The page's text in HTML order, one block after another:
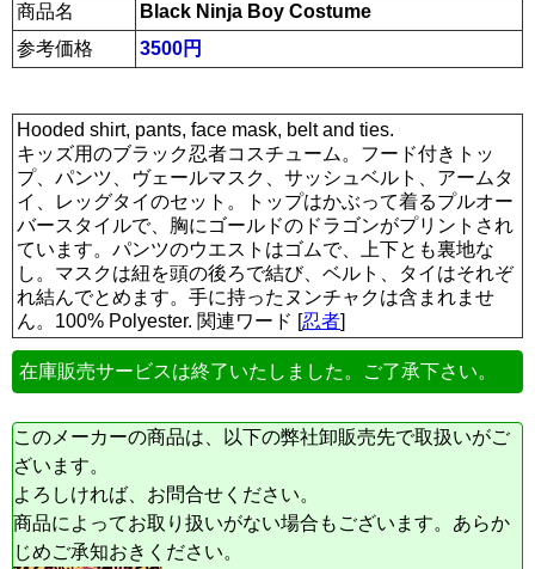
商品名
Black Ninja Boy Costume
参考価格
3500円
Hooded shirt, pants, face mask, belt and ties.
キッズ用のブラック忍者コスチューム。フード付きトッ
プ、パンツ、ヴェールマスク、サッシュベルト、アームタ
イ、レッグタイのセット。トップはかぶって着るプルオー
バースタイルで、胸にゴールドのドラゴンがプリントされ
ています。パンツのウエストはゴムで、上下とも裏地な
し。マスクは紐を頭の後ろで結び、ベルト、タイはそれぞ
れ結んでとめます。手に持ったヌンチャクは含まれませ
ん。100% Polyester. 関連ワード [忍者]
在庫販売サービスは終了いたしました。ご了承下さい。
このメーカーの商品は、以下の弊社卸販売先で取扱いがご
ざいます。
よろしければ、お問合せください。
商品によってお取り扱いがない場合もございます。あらか
じめご承知おきください。